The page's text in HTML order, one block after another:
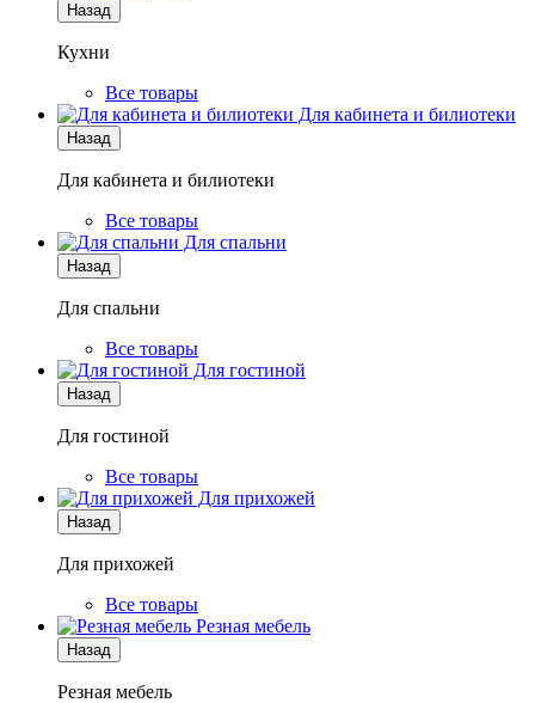
Назад
Кухни
Все товары
Для кабинета и билиотеки
Назад
Для кабинета и билиотеки
Все товары
Для спальни
Назад
Для спальни
Все товары
Для гостиной
Назад
Для гостиной
Все товары
Для прихожей
Назад
Для прихожей
Все товары
Резная мебель
Назад
Резная мебель